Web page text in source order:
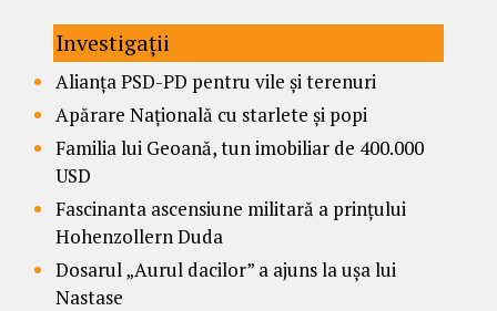
Investigații
Alianța PSD-PD pentru vile și terenuri
Apărare Națională cu starlete și popi
Familia lui Geoană, tun imobiliar de 400.000
USD
Fascinanta ascensiune militară a prințului
Hohenzollern Duda
Dosarul „Aurul dacilor” a ajuns la ușa lui
Nastase